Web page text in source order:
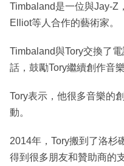
Timbaland是一位與Jay-Z
Elliot等人合作的藝術家。
Timbaland與Tory交換了
話，鼓勵Tory繼續創作音樂
Tory表示，他很多音樂的
動。
2014年，Tory搬到了洛杉
得到很多朋友和贊助商的